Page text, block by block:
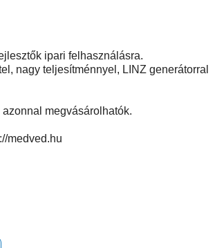
ipari felhasználásra.
nagy teljesítménnyel, LINZ generátorral
megvásárolhatók.
medved.hu